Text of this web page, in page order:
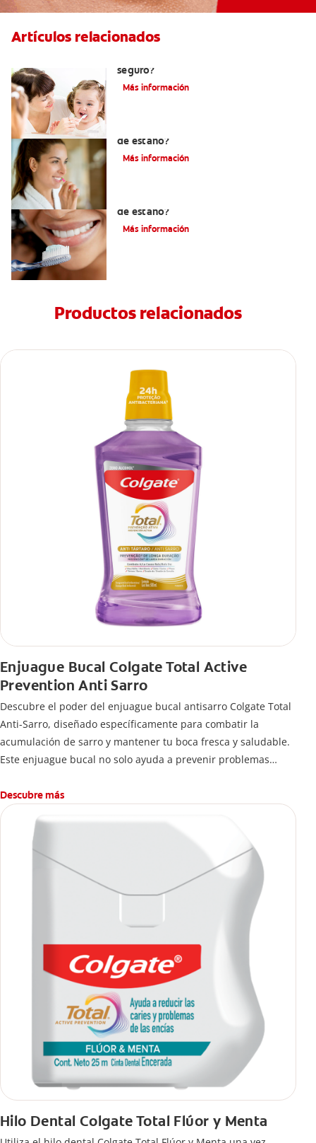
Artículos relacionados
seguro?
Más información
de estaño?
Más información
de estaño?
Más información
Productos relacionados
Enjuague Bucal Colgate Total Active
Prevention Anti Sarro
Descubre el poder del enjuague bucal antisarro Colgate Total
Anti-Sarro, diseñado específicamente para combatir la
acumulación de sarro y mantener tu boca fresca y saludable.
Este enjuague bucal no solo ayuda a prevenir problemas
Descubre más
Hilo Dental Colgate Total Flúor y Menta